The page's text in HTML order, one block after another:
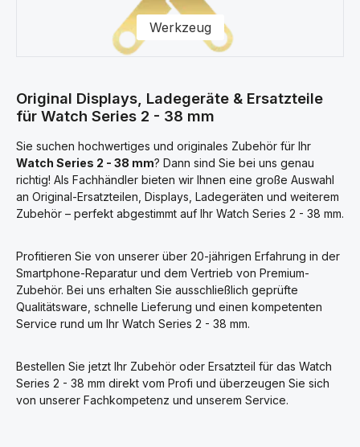
Werkzeug
Original Displays, Ladegeräte & Ersatzteile
für Watch Series 2 - 38 mm
Sie suchen hochwertiges und originales Zubehör für Ihr
Watch Series 2 - 38 mm? Dann sind Sie bei uns genau
richtig! Als Fachhändler bieten wir Ihnen eine große Auswahl
an Original-Ersatzteilen, Displays, Ladegeräten und weiterem
Zubehör – perfekt abgestimmt auf Ihr Watch Series 2 - 38 mm.
Profitieren Sie von unserer über 20-jährigen Erfahrung in der
Smartphone-Reparatur und dem Vertrieb von Premium-
Zubehör. Bei uns erhalten Sie ausschließlich geprüfte
Qualitätsware, schnelle Lieferung und einen kompetenten
Service rund um Ihr Watch Series 2 - 38 mm.
Bestellen Sie jetzt Ihr Zubehör oder Ersatzteil für das Watch
Series 2 - 38 mm direkt vom Profi und überzeugen Sie sich
von unserer Fachkompetenz und unserem Service.